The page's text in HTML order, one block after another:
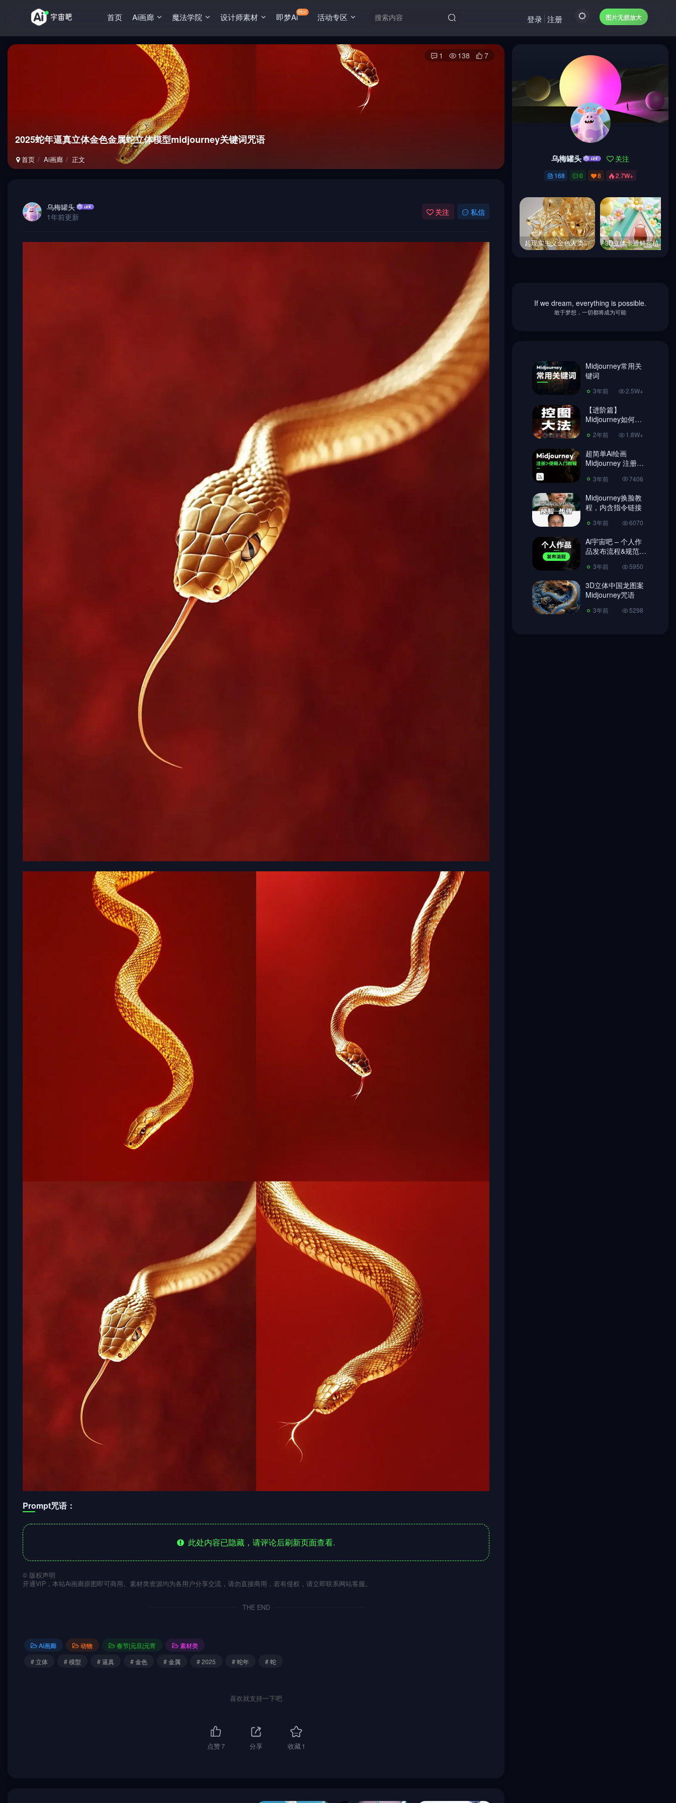
首页 Ai画廊 魔法学院 设计师素材 即梦AiHot 活动专区 图片无损放大
登录 注册
2025蛇年逼真立体金色金属蛇立体模型midjourney关键词咒语
首页 Ai画廊 正文
1 138 7
乌梅罐头
1年前更新
关注 私信
Prompt咒语：
此处内容已隐藏，请评论后刷新页面查看.
© 版权声明
开通VIP，本站Ai画廊原图即可商用。素材类资源均为各用户分享交流，请勿直接商用，若有侵权，请立即联系网站客服。
THE END
Ai画廊 动物 春节|元旦|元宵
素材类
# 立体
# 模型 # 逼真 # 金色 # 金属 # 2025 # 蛇年 # 蛇
喜欢就支持一下吧
点赞7 分享 收藏1
乌梅罐头 关注
168 0 8 2.7W+
超现实主义金色人类血管系统透明透视图立体模型midjourney关键词咒语 3D立体卡通鲜花植物露营帐篷游戏场景插图海报midjourney关键词咒语
Midjourney常用关
Midjourney如何控
图，做到收放自
如！2年前
超简单Ai绘画
Midjourney 注册教
程、使用教程!
3年前 7406
Midjourney换脸教
程，内含指令链接
3年前 6070
Ai宇宙吧 – 个人作
品发布流程&规范
【必读】
3年前 5950
3D立体中国龙图案
Midjourney咒语
3年前 5298
乌梅罐头 关注
168 0 8 2.7W+
超现实主义金色人类血管系统透明透视图立体模型midjourney关键词咒语 3D立体卡通鲜花植物露营帐篷游戏场景插图海报midjourney关键词咒语
If we dream, everything is possible.
敢于梦想，一切都将成为可能
Midjourney常用关
键词
3年前 2.5W+
【进阶篇】
Midjourney如何控
如！2年前 1.8W+
超简单Ai绘画
Midjourney 注册教
3年前 7406
Midjourney换脸教
程，内含指令链接
3年前 6070
Ai宇宙吧 – 个人作
品发布流程&规范
3年前 5950
3D立体中国龙图案
Midjourney咒语
3年前 5298